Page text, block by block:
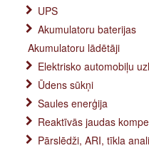
UPS
Akumulatoru baterijas
Akumulatoru lādētāji
Elektrisko automobiļu
Ūdens sūkņi
Saules enerģija
Reaktīvās jaudas
Pārslēdži, ARI, tīkla